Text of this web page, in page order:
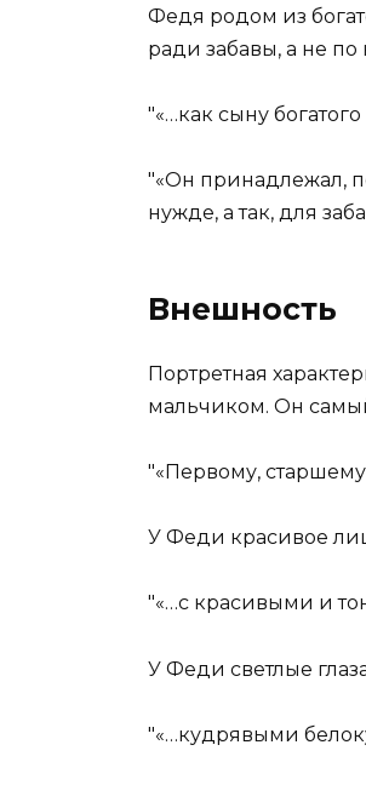
Федя родом из
ради забавы, а не
«…как сыну
«Он принадлежал,
нужде, а так, для
Внешность
Портретная
мальчиком. Он
«Первому,
У Феди красивое
«…с красивыми и
У Феди светлые
«…кудрявыми